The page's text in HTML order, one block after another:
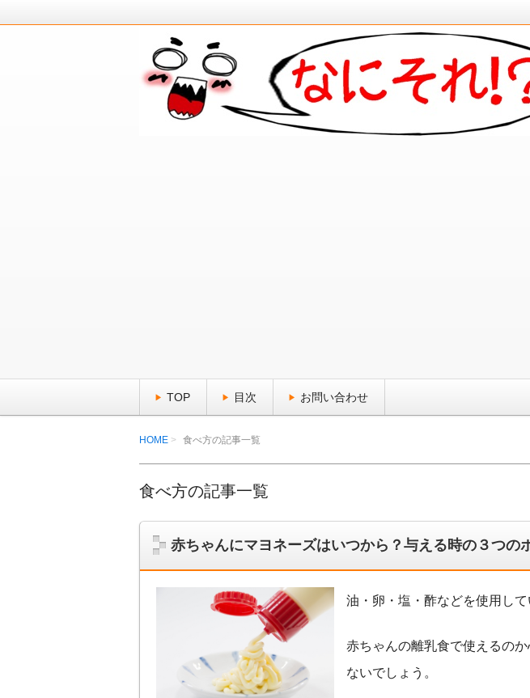
なにそれ倶楽部
日頃、気になる「なにそれ？」をスッキリ解決！！
TOP 目次 お問い合わせ
HOME 食べ方の記事一覧
食べ方の記事一覧
赤ちゃんにマヨネーズはいつから？与える時の３つの
油・卵・塩・酢などを使用して
赤ちゃんの離乳食で使えるの
ないでしょう。